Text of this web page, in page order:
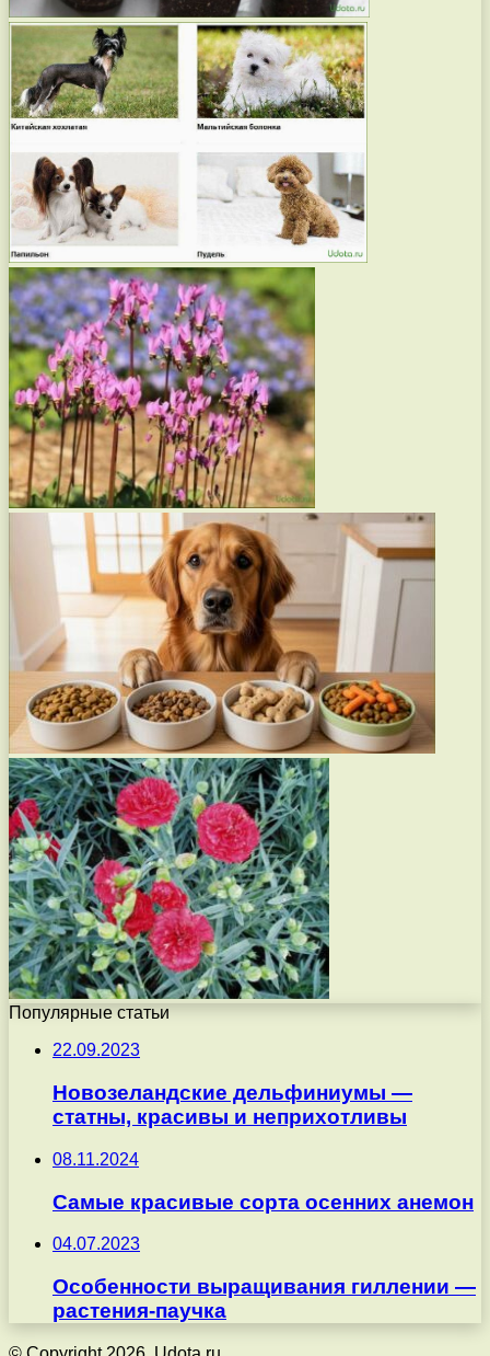
Популярные статьи
22.09.2023
Новозеландские дельфиниумы —
статны, красивы и неприхотливы
08.11.2024
Самые красивые сорта осенних анемон
04.07.2023
Особенности выращивания гиллении —
растения-паучка